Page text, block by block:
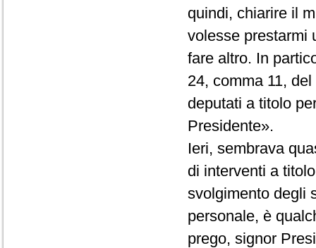
quindi, chiarire il
volesse prestarmi
fare altro. In
24, comma 11,
deputati a titolo
Presidente».
Ieri, sembrava
di interventi a
svolgimento degli
personale, è
prego, signor